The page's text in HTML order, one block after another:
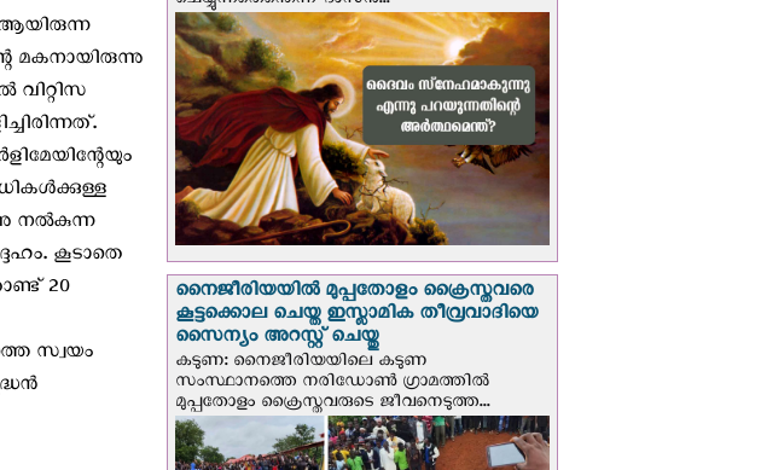
മകനായിരുന്നു
നല്‍കുന്ന
കൂടാതെ
20
സ്വയം
നൈജീരിയയില്‍ മുപ്പതോളം ക്രൈസ്തവരെ
കൂട്ടക്കൊല ചെയ്ത ഇസ്ലാമിക തീവ്രവാദിയെ
സൈന്യം അറസ്റ്റ് ചെയ്തു
കടുണ: നൈജീരിയയിലെ കടുണ
സംസ്ഥാനത്തെ നരിഡോൺ ഗ്രാമത്തിൽ
മുപ്പതോളം ക്രൈസ്തവരുടെ ജീവനെടുത്ത...